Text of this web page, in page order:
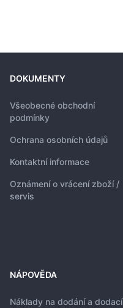
DOKUMENTY
Všeobecné obchodní
podmínky
Ochrana osobních údajů
Kontaktní informace
Oznámení o vrácení zboží /
servis
NÁPOVĚDA
Náklady na dodání a dodací